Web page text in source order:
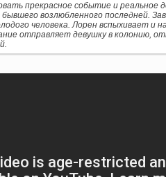
прекрасное событие и реальное
возлюбленного последней.
человека. Лорен вспыхивает и
отправляет девушку в колонию,